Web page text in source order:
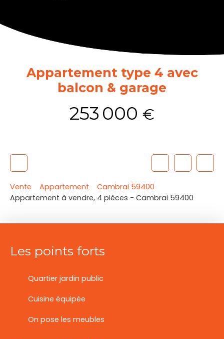
Appartement type 4 avec
balcon & garage
253 000 €
Vente Appartement
Cambrai 59400
Appartement à vendre, 4 pièces - Cambrai 59400
Les points forts
Quartier jardin public
Cuisine équipée
On pose les meubles